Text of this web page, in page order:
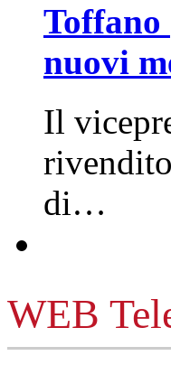
nuovi
Il
di…
WEB